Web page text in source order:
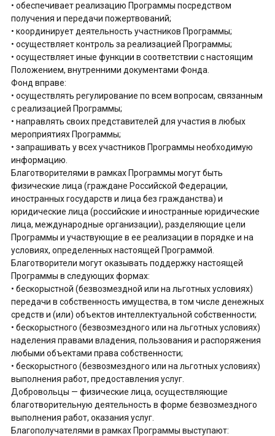
• обеспечивает реализацию Программы посредством
получения и передачи пожертвований;
• координирует деятельность участников Программы;
• осуществляет контроль за реализацией Программы;
• осуществляет иные функции в соответствии с настоящим
Положением, внутренними документами Фонда.
Фонд вправе:
• осуществлять регулирование по всем вопросам, связанным
с реализацией Программы;
• направлять своих представителей для участия в любых
мероприятиях Программы;
• запрашивать у всех участников Программы необходимую
информацию.
Благотворителями в рамках Программы могут быть
физические лица (граждане Российской Федерации,
иностранных государств и лица без гражданства) и
юридические лица (российские и иностранные юридические
лица, международные организации), разделяющие цели
Программы и участвующие в ее реализации в порядке и на
условиях, определенных настоящей Программой.
Благотворители могут оказывать поддержку настоящей
Программы в следующих формах:
• бескорыстной (безвозмездной или на льготных условиях)
передачи в собственность имущества, в том числе денежных
средств и (или) объектов интеллектуальной собственности;
• бескорыстного (безвозмездного или на льготных условиях)
наделения правами владения, пользования и распоряжения
любыми объектами права собственности;
• бескорыстного (безвозмездного или на льготных условиях)
выполнения работ, предоставления услуг.
Добровольцы — физические лица, осуществляющие
благотворительную деятельность в форме безвозмездного
выполнения работ, оказания услуг.
Благополучателями в рамках Программы выступают: